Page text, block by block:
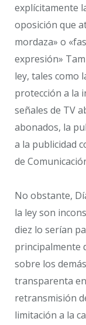
explícitamente
oposición que
mordaza» o
expresión»
ley, tales como
protección a la
señales de TV
abonados, la
a la publicidad
de
No obstante,
la ley son
diez lo serían
principalmente
sobre los
transparenta
retransmisión
limitación a la